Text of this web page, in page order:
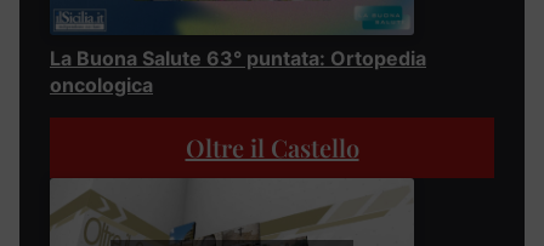
La Buona Salute 63° puntata: Ortopedia
oncologica
Oltre il Castello